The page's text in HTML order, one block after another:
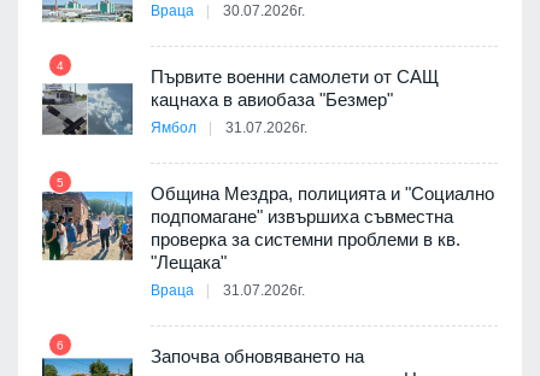
Враца 30.07.2026г.
4
Първите военни самолети от САЩ
кацнаха в авиобаза "Безмер"
Ямбол 31.07.2026г.
5
Община Мездра, полицията и "Социално
подпомагане" извършиха съвместна
проверка за системни проблеми в кв.
"Лещака"
Враца 31.07.2026г.
6
Започва обновяването на